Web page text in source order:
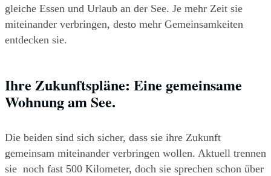
gleiche Essen und Urlaub an der See. Je mehr Zeit sie
miteinander verbringen, desto mehr Gemeinsamkeiten
entdecken sie.
Ihre Zukunftspläne: Eine gemeinsame
Wohnung am See.
Die beiden sind sich sicher, dass sie ihre Zukunft
gemeinsam miteinander verbringen wollen. Aktuell trennen
sie  noch fast 500 Kilometer, doch sie sprechen schon über